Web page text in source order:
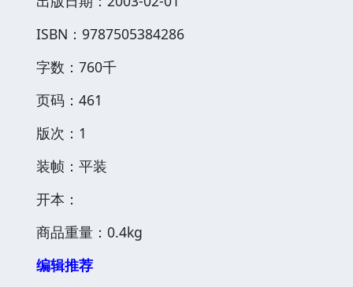
ISBN：9787505384286
字数：760千
页码：461
版次：1
装帧：平装
开本：
商品重量：0.4kg
编辑推荐